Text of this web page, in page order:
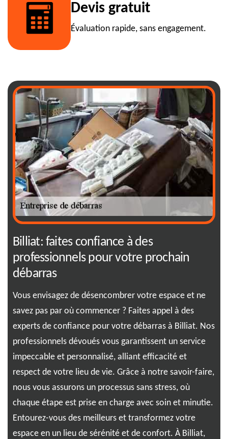
Devis gratuit
Évaluation rapide, sans engagement.
Billiat: faites confiance à des
professionnels pour votre prochain
débarras
Vous envisagez de désencombrer votre espace et ne
savez pas par où commencer ? Faites appel à des
experts de confiance pour votre débarras à Billiat. Nos
professionnels dévoués vous garantissent un service
impeccable et personnalisé, alliant efficacité et
respect de votre lieu de vie. Grâce à notre savoir-faire,
nous vous assurons un processus sans stress, où
chaque étape est prise en charge avec soin et minutie.
Entourez-vous des meilleurs et transformez votre
espace en un lieu de sérénité et de confort. À Billiat,